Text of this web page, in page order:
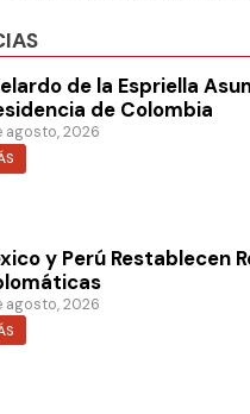
de la Espriella
de Colombia
agosto, 2026
y Perú Restablecen
agosto, 2026